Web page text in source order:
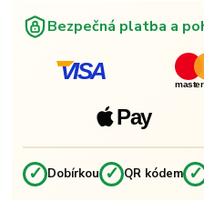
Bezpečná platba a
VISA
Pay
✓ Dobírkou ✓ QR kódem ✓